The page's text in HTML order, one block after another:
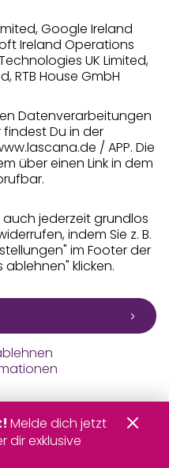
Google Ireland
Ireland Operations
UK Limited,
RTB House GmbH
Datenverarbeitungen
Du in der
/ APP. Die
über einen Link in dem
auch jederzeit grundlos
indem Sie z. B.
im Footer der
klicken.
Melde dich jetzt
dir exklusive